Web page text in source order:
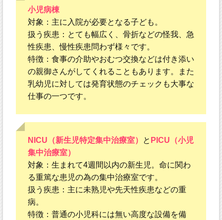
小児病棟
対象：主に入院が必要となる子ども。
扱う疾患：とても幅広く、骨折などの怪我、急
性疾患、慢性疾患問わず様々です。
特徴：食事の介助やおむつ交換などは付き添い
の親御さんがしてくれることもあります。また
乳幼児に対しては発育状態のチェックも大事な
仕事の一つです。
NICU（新生児特定集中治療室） と PICU（小児
集中治療室）
対象：生まれて4週間以内の新生児。命に関わ
る重篤な患児の為の集中治療室です。
扱う疾患：主に未熟児や先天性疾患などの重
病。
特徴：普通の小児科には無い高度な設備を備